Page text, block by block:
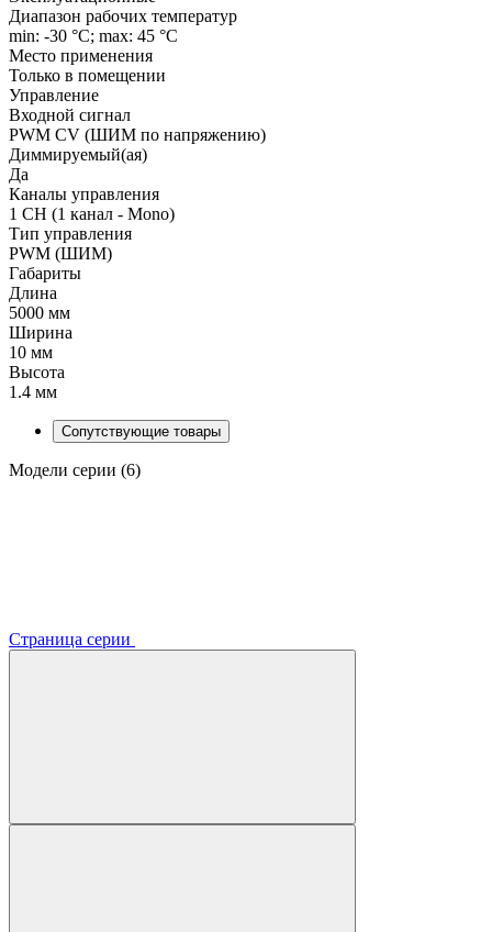
Диапазон рабочих температур
min: -30 °C; max: 45 °C
Место применения
Только в помещении
Управление
Входной сигнал
PWM СV (ШИМ по напряжению)
Диммируемый(ая)
Да
Каналы управления
1 CH (1 канал - Mono)
Тип управления
PWM (ШИМ)
Габариты
Длина
5000 мм
Ширина
10 мм
Высота
1.4 мм
Сопутствующие товары
Модели серии (6)
Страница серии